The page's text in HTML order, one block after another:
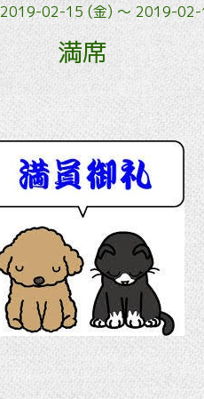
2019-02-15 (金) ～ 2019-02-
満席